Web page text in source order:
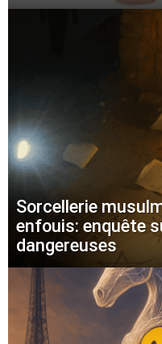
Sorcellerie
enfouis: enquête
dangereuses